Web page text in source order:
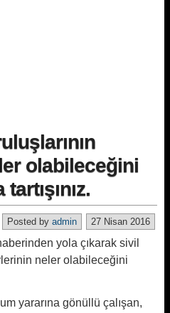
olabileceğini
27 Nisan 2016
Posted by admin
yola çıkarak sivil
neler olabileceğini
yararına gönüllü çalışan,